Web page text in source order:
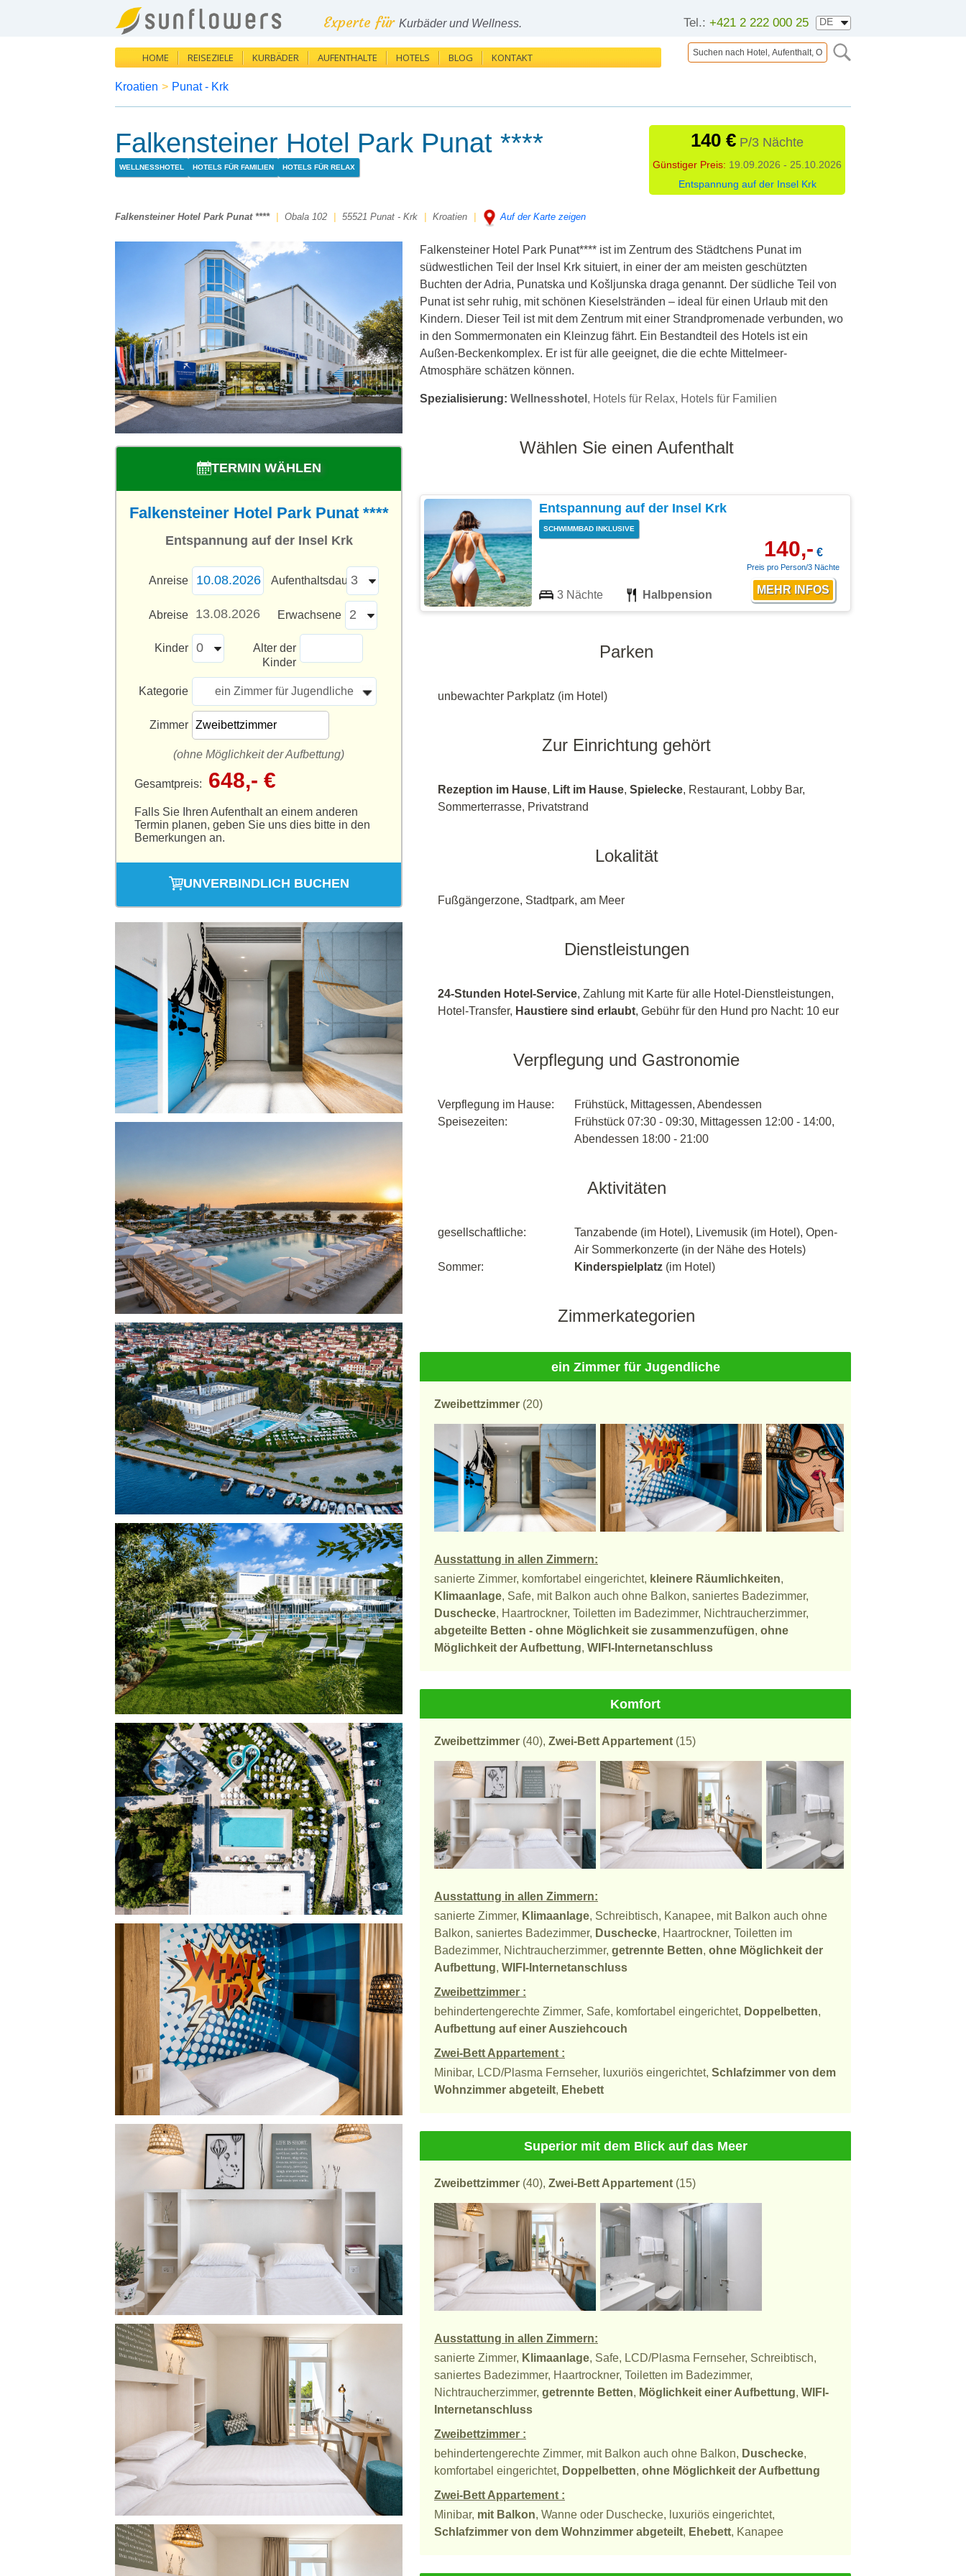
Tel.: +421 2 222 000 25
Experte für Kurbäder und Wellness.
HOME REISEZIELE KURBÄDER AUFENTHALTE HOTELS BLOG KONTAKT
Kroatien > Punat - Krk
Falkensteiner Hotel Park Punat ****
WELLNESSHOTEL HOTELS FÜR FAMILIEN HOTELS FÜR RELAX
140 € P/3 Nächte
Günstiger Preis: 19.09.2026 - 25.10.2026
Entspannung auf der Insel Krk
Falkensteiner Hotel Park Punat **** Obala 102 55521 Punat - Krk Kroatien Auf der Karte zeigen
TERMIN WÄHLEN
Falkensteiner Hotel Park Punat ****
Entspannung auf der Insel Krk
Anreise Aufenthaltsdauer
Abreise Erwachsene
Kinder
Alter der
Kinder
Kategorie ein Zimmer für Jugendliche
Zimmer
(ohne Möglichkeit der Aufbettung)
Gesamtpreis: 648,- €
Falls Sie Ihren Aufenthalt an einem anderen
Termin planen, geben Sie uns dies bitte in den
Bemerkungen an.
UNVERBINDLICH BUCHEN
Falkensteiner Hotel Park Punat**** ist im Zentrum des Städtchens Punat im
südwestlichen Teil der Insel Krk situiert, in einer der am meisten geschützten
Buchten der Adria, Punatska und Košljunska draga genannt. Der südliche Teil von
Punat ist sehr ruhig, mit schönen Kieselstränden – ideal für einen Urlaub mit den
Kindern. Dieser Teil ist mit dem Zentrum mit einer Strandpromenade verbunden, wo
in den Sommermonaten ein Kleinzug fährt. Ein Bestandteil des Hotels ist ein
Außen-Beckenkomplex. Er ist für alle geeignet, die die echte Mittelmeer-
Atmosphäre schätzen können.
Spezialisierung: Wellnesshotel , Hotels für Relax, Hotels für Familien
Wählen Sie einen Aufenthalt
Entspannung auf der Insel Krk
SCHWIMMBAD INKLUSIVE
3 Nächte Halbpension
140,- €
Preis pro Person/3 Nächte
Parken
unbewachter Parkplatz (im Hotel)
Zur Einrichtung gehört
Rezeption im Hause, Lift im Hause, Spielecke, Restaurant, Lobby Bar,
Sommerterrasse, Privatstrand
Lokalität
Fußgängerzone, Stadtpark, am Meer
Dienstleistungen
24-Stunden Hotel-Service, Zahlung mit Karte für alle Hotel-Dienstleistungen,
Hotel-Transfer, Haustiere sind erlaubt, Gebühr für den Hund pro Nacht: 10 eur
Verpflegung und Gastronomie
Verpflegung im Hause:
Frühstück, Mittagessen, Abendessen
Speisezeiten:
Frühstück 07:30 - 09:30, Mittagessen 12:00 - 14:00,
Abendessen 18:00 - 21:00
Aktivitäten
gesellschaftliche:
Tanzabende (im Hotel), Livemusik (im Hotel), Open-
Air Sommerkonzerte (in der Nähe des Hotels)
Sommer:
Kinderspielplatz (im Hotel)
Zimmerkategorien
ein Zimmer für Jugendliche
Zweibettzimmer (20)
Ausstattung in allen Zimmern:
sanierte Zimmer, komfortabel eingerichtet, kleinere Räumlichkeiten,
Klimaanlage, Safe, mit Balkon auch ohne Balkon, saniertes Badezimmer,
Duschecke, Haartrockner, Toiletten im Badezimmer, Nichtraucherzimmer,
abgeteilte Betten - ohne Möglichkeit sie zusammenzufügen, ohne
Möglichkeit der Aufbettung, WIFI-Internetanschluss
Komfort
Zweibettzimmer (40), Zwei-Bett Appartement (15)
Ausstattung in allen Zimmern:
sanierte Zimmer, Klimaanlage, Schreibtisch, Kanapee, mit Balkon auch ohne
Balkon, saniertes Badezimmer, Duschecke, Haartrockner, Toiletten im
Badezimmer, Nichtraucherzimmer, getrennte Betten, ohne Möglichkeit der
Aufbettung, WIFI-Internetanschluss
Zweibettzimmer :
behindertengerechte Zimmer, Safe, komfortabel eingerichtet, Doppelbetten,
Aufbettung auf einer Ausziehcouch
Zwei-Bett Appartement :
Minibar, LCD/Plasma Fernseher, luxuriös eingerichtet, Schlafzimmer von dem
Wohnzimmer abgeteilt, Ehebett
Superior mit dem Blick auf das Meer
Zweibettzimmer (40), Zwei-Bett Appartement (15)
Ausstattung in allen Zimmern:
sanierte Zimmer, Klimaanlage, Safe, LCD/Plasma Fernseher, Schreibtisch,
saniertes Badezimmer, Haartrockner, Toiletten im Badezimmer,
Nichtraucherzimmer, getrennte Betten, Möglichkeit einer Aufbettung, WIFI-
Internetanschluss
Zweibettzimmer :
behindertengerechte Zimmer, mit Balkon auch ohne Balkon, Duschecke,
komfortabel eingerichtet, Doppelbetten, ohne Möglichkeit der Aufbettung
Zwei-Bett Appartement :
Minibar, mit Balkon, Wanne oder Duschecke, luxuriös eingerichtet,
Schlafzimmer von dem Wohnzimmer abgeteilt, Ehebett, Kanapee